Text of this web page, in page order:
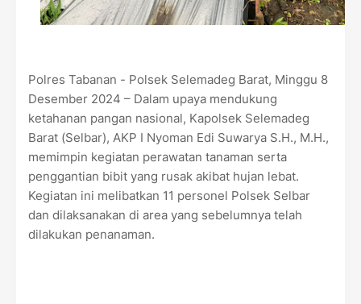
Polres Tabanan - Polsek Selemadeg Barat, Minggu 8
Desember 2024 – Dalam upaya mendukung
ketahanan pangan nasional, Kapolsek Selemadeg
Barat (Selbar), AKP I Nyoman Edi Suwarya S.H., M.H.,
memimpin kegiatan perawatan tanaman serta
penggantian bibit yang rusak akibat hujan lebat.
Kegiatan ini melibatkan 11 personel Polsek Selbar
dan dilaksanakan di area yang sebelumnya telah
dilakukan penanaman.